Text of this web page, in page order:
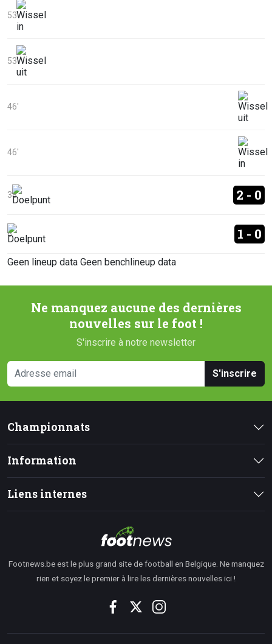
53'
53'
46'
46'
38' 2 - 0
6' 1 - 0
Geen lineup data Geen benchlineup data
Ne manquez aucune des dernières
nouvelles sur le foot !
S'inscrire à notre newsletter
S'inscrire
Championnats
Information
Liens internes
Footnews.be est le plus grand site de football en Belgique. Ne manquez
rien et soyez le premier à lire les dernières nouvelles ici !